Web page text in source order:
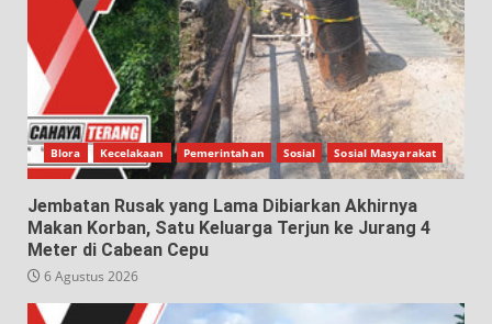
Blora Kecelakaan Pemerintahan Sosial Sosial Masyarakat
Jembatan Rusak yang Lama Dibiarkan Akhirnya
Makan Korban, Satu Keluarga Terjun ke Jurang 4
Meter di Cabean Cepu
6 Agustus 2026